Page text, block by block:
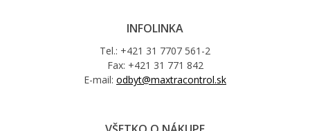
INFOLINKA
Tel.: +421 31 7707 561-2
Fax: +421 31 771 842
E-mail: odbyt@maxtracontrol.sk